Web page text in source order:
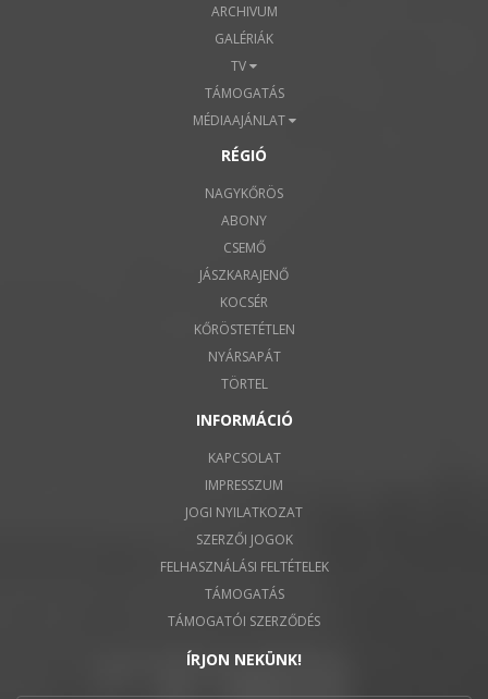
ARCHIVUM
GALÉRIÁK
TV
TÁMOGATÁS
MÉDIAAJÁNLAT
RÉGIÓ
NAGYKŐRÖS
ABONY
CSEMŐ
JÁSZKARAJENŐ
KOCSÉR
KŐRÖSTETÉTLEN
NYÁRSAPÁT
TÖRTEL
INFORMÁCIÓ
KAPCSOLAT
IMPRESSZUM
JOGI NYILATKOZAT
SZERZŐI JOGOK
FELHASZNÁLÁSI FELTÉTELEK
TÁMOGATÁS
TÁMOGATÓI SZERZŐDÉS
ÍRJON NEKÜNK!